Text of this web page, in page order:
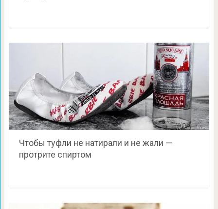
Чтобы туфли не натирали и не жали —
протрите спиртом